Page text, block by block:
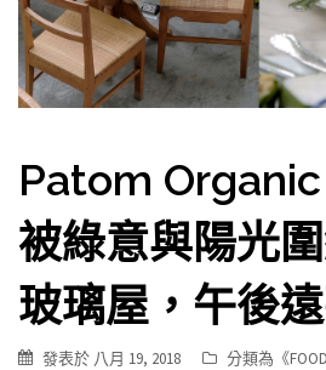
Patom Organic
被綠意與陽光
玻璃屋，午後
發表於 八月 19, 2018 分類為《FOOD